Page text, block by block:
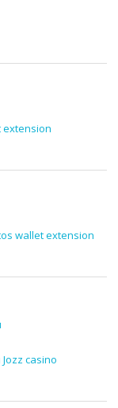
extension
wallet extension
casino